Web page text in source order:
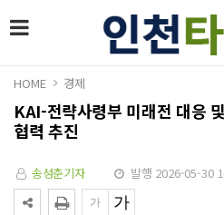
HOME 경제
KAI-전략사령부 미래전 대응
협력 추진
송성춘기자 발행 2026-05-30